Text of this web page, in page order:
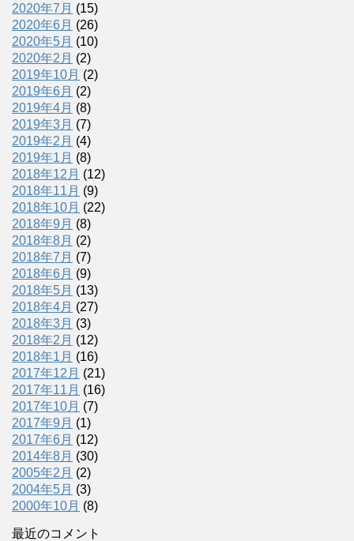
2020年7月 (15)
2020年6月 (26)
2020年5月 (10)
2020年2月 (2)
2019年10月 (2)
2019年6月 (2)
2019年4月 (8)
2019年3月 (7)
2019年2月 (4)
2019年1月 (8)
2018年12月 (12)
2018年11月 (9)
2018年10月 (22)
2018年9月 (8)
2018年8月 (2)
2018年7月 (7)
2018年6月 (9)
2018年5月 (13)
2018年4月 (27)
2018年3月 (3)
2018年2月 (12)
2018年1月 (16)
2017年12月 (21)
2017年11月 (16)
2017年10月 (7)
2017年9月 (1)
2017年6月 (12)
2014年8月 (30)
2005年2月 (2)
2004年5月 (3)
2000年10月 (8)
最近のコメント